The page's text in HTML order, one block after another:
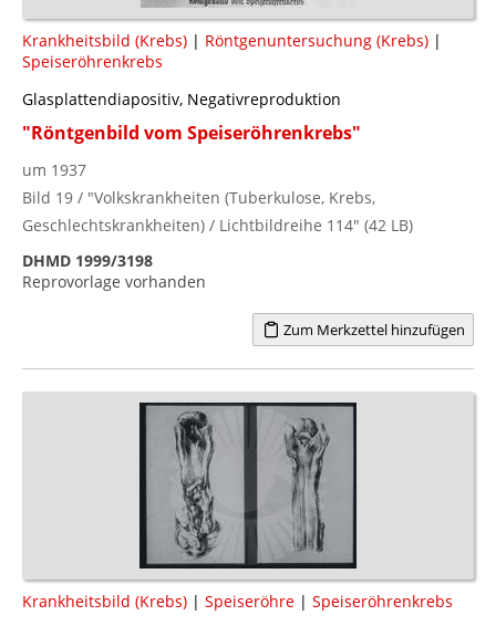
Krankheitsbild (Krebs) | Röntgenuntersuchung (Krebs) |
Speiseröhrenkrebs
Glasplattendiapositiv, Negativreproduktion
"Röntgenbild vom Speiseröhrenkrebs"
um 1937
Bild 19 / "Volkskrankheiten (Tuberkulose, Krebs,
Geschlechtskrankheiten) / Lichtbildreihe 114" (42 LB)
DHMD 1999/3198
Reprovorlage vorhanden
Zum Merkzettel hinzufügen
Krankheitsbild (Krebs) | Speiseröhre | Speiseröhrenkrebs